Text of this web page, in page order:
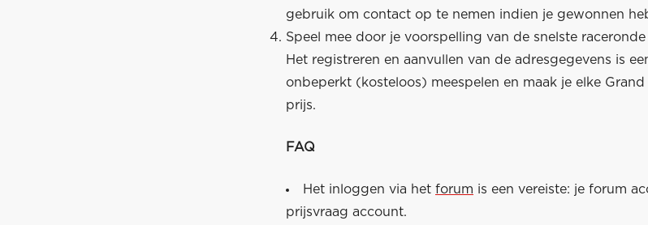
gebruik om contact op te nemen indien je gewonnen
Speel mee door je voorspelling van de snelste
Het registreren en aanvullen van de adresgegevens is
onbeperkt (kosteloos) meespelen en maak je elke
prijs.
FAQ
Het inloggen via het forum is een vereiste: je forum
prijsvraag account.